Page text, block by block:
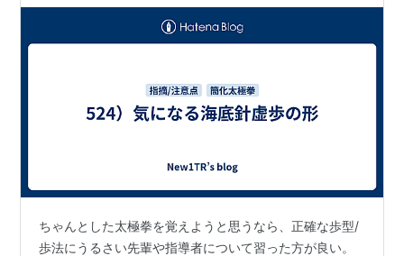
ちゃんとした太極拳を覚えようと思うなら、正確な歩型/
歩法にうるさい先輩や指導者について習った方が良い。